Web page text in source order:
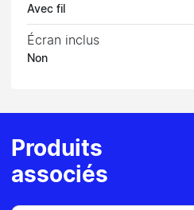
Avec fil
Écran inclus
Non
Produits
associés